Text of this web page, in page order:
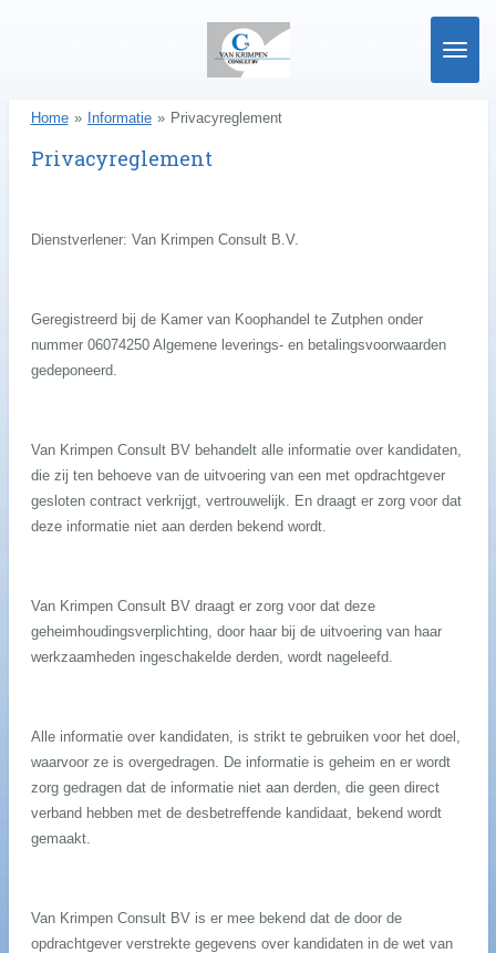
hoofdinhoud
Home » Informatie » Privacyreglement
Privacyreglement
Dienstverlener: Van Krimpen Consult B.V.
Geregistreerd bij de Kamer van Koophandel te Zutphen onder
nummer 06074250 Algemene leverings- en betalingsvoorwaarden
gedeponeerd.
Van Krimpen Consult BV behandelt alle informatie over kandidaten,
die zij ten behoeve van de uitvoering van een met opdrachtgever
gesloten contract verkrijgt, vertrouwelijk. En draagt er zorg voor dat
deze informatie niet aan derden bekend wordt.
Van Krimpen Consult BV draagt er zorg voor dat deze
geheimhoudingsverplichting, door haar bij de uitvoering van haar
werkzaamheden ingeschakelde derden, wordt nageleefd.
Alle informatie over kandidaten, is strikt te gebruiken voor het doel,
waarvoor ze is overgedragen. De informatie is geheim en er wordt
zorg gedragen dat de informatie niet aan derden, die geen direct
verband hebben met de desbetreffende kandidaat, bekend wordt
gemaakt.
Van Krimpen Consult BV is er mee bekend dat de door de
opdrachtgever verstrekte gegevens over kandidaten in de wet van